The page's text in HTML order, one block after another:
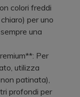
colori freddi
per uno
una
Per
utilizza
patinata),
profondi per